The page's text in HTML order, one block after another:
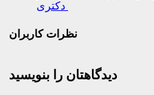
نظرات کاربران
دیدگاهتان را بنویسید